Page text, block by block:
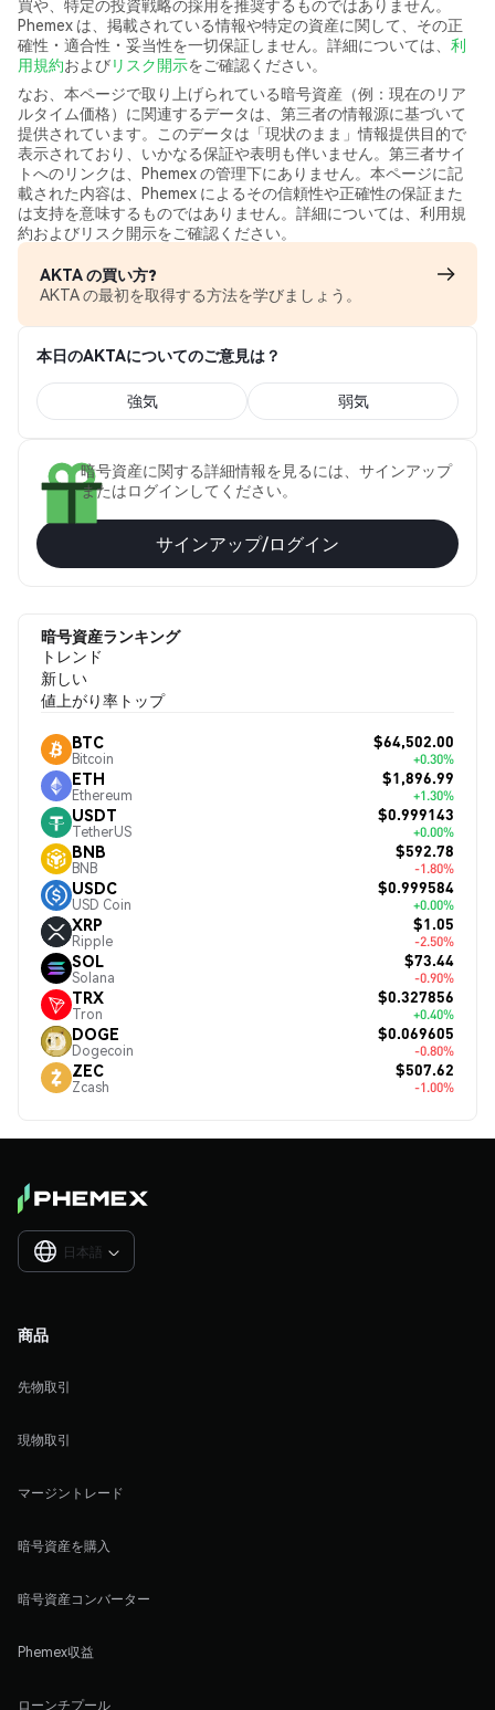
買や、特定の投資戦略の採用を推奨するものではありません。
Phemex は、掲載されている情報や特定の資産に関して、その正
確性・適合性・妥当性を一切保証しません。詳細については、 利
用規約およびリスク開示をご確認ください。
なお、本ページで取り上げられている暗号資産（例：現在のリア
ルタイム価格）に関連するデータは、第三者の情報源に基づいて
提供されています。このデータは「現状のまま」情報提供目的で
表示されており、いかなる保証や表明も伴いません。第三者サイ
トへのリンクは、Phemex の管理下にありません。本ページに記
載された内容は、Phemex によるその信頼性や正確性の保証また
は支持を意味するものではありません。詳細については、利用規
約およびリスク開示をご確認ください。
AKTA の買い方?
AKTA の最初を取得する方法を学びましょう。
本日のAKTAについてのご意見は？
強気 弱気
暗号資産に関する詳細情報を見るには、サインアップ
またはログインしてください。
サインアップ/ログイン
暗号資産ランキング
トレンド
新しい
値上がり率トップ
BTC
Bitcoin
$64,502.00
+0.30%
ETH
Ethereum
$1,896.99
+1.30%
USDT
TetherUS
$0.999143
+0.00%
BNB
BNB
$592.78
-1.80%
USDC
USD Coin
$0.999584
+0.00%
XRP
Ripple
$1.05
-2.50%
SOL
Solana
$73.44
-0.90%
TRX
Tron
$0.327856
+0.40%
DOGE
Dogecoin
$0.069605
-0.80%
ZEC
Zcash
$507.62
-1.00%
日本語 
商品
先物取引
現物取引
マージントレード
暗号資産を購入
暗号資産コンバーター
Phemex収益
ローンチプール